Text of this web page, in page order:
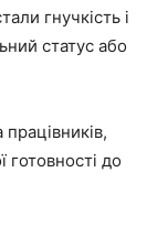
гнучкість і
статус або
готовності до